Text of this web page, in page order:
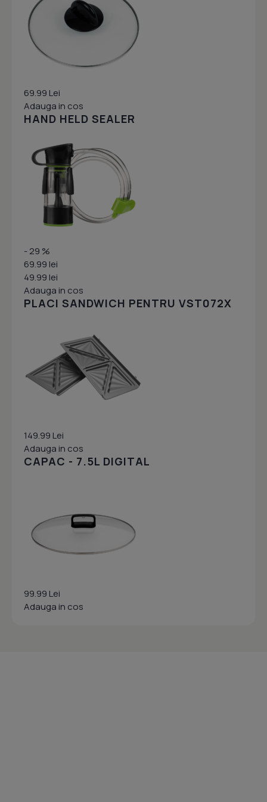
69.99 Lei
Adauga in cos
HAND HELD SEALER
- 29 %
69.99 lei
49.99 lei
Adauga in cos
PLACI SANDWICH PENTRU VST072X
149.99 Lei
Adauga in cos
CAPAC - 7.5L DIGITAL
99.99 Lei
Adauga in cos